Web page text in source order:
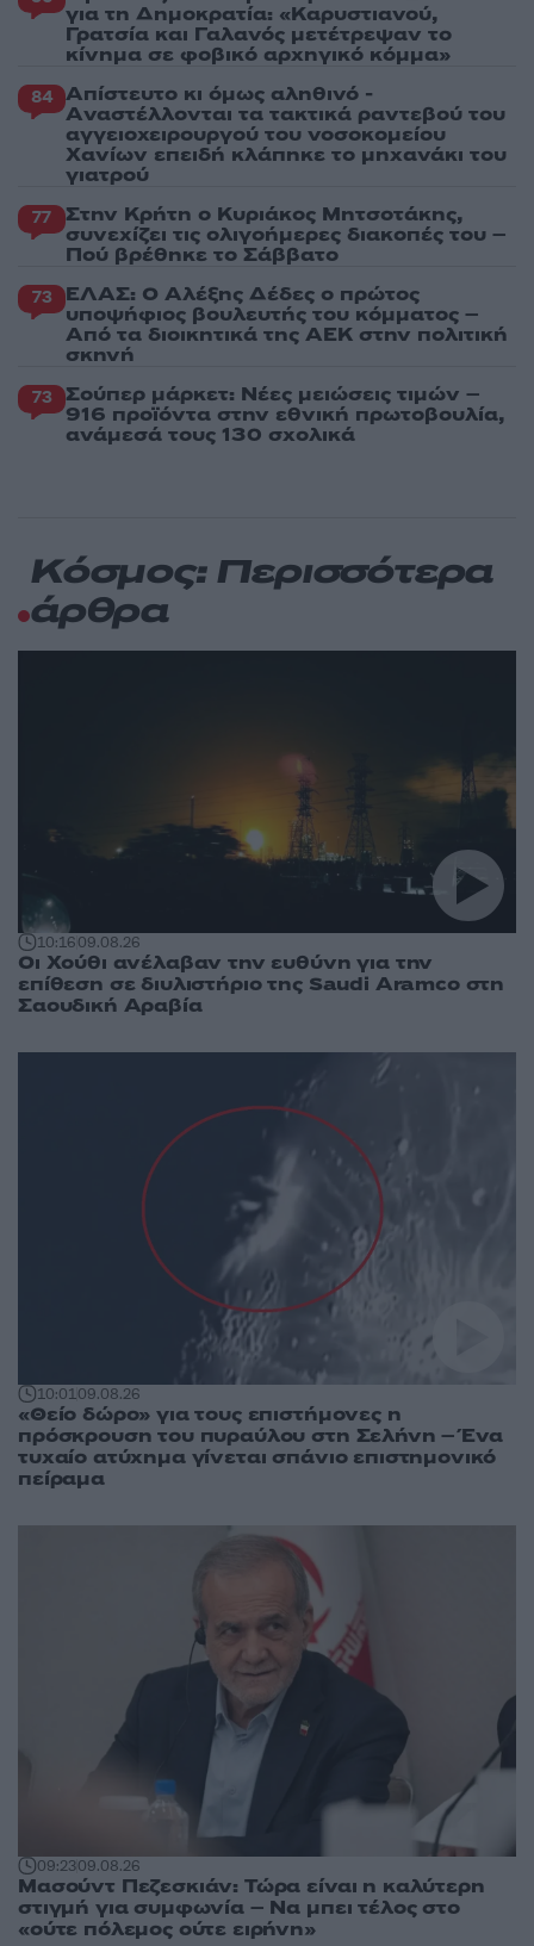
για τη Δημοκρατία: «Καρυστιανού,
Γρατσία και Γαλανός μετέτρεψαν το
κίνημα σε φοβικό αρχηγικό κόμμα»
84 Απίστευτο κι όμως αληθινό -
Aναστέλλονται τα τακτικά ραντεβού του
αγγειοχειρουργού του νοσοκομείου
Χανίων επειδή κλάπηκε το μηχανάκι του
γιατρού
77 Στην Κρήτη ο Κυριάκος Μητσοτάκης,
συνεχίζει τις ολιγοήμερες διακοπές του –
Πού βρέθηκε το Σάββατο
73 ΕΛΑΣ: Ο Αλέξης Δέδες ο πρώτος
υποψήφιος βουλευτής του κόμματος –
Από τα διοικητικά της ΑΕΚ στην πολιτική
σκηνή
73 Σούπερ μάρκετ: Νέες μειώσεις τιμών –
916 προϊόντα στην εθνική πρωτοβουλία,
ανάμεσά τους 130 σχολικά
Κόσμος: Περισσότερα
άρθρα
10:1609.08.26
Οι Χούθι ανέλαβαν την ευθύνη για την
επίθεση σε διυλιστήριο της Saudi Aramco στη
Σαουδική Αραβία
10:0109.08.26
«Θείο δώρο» για τους επιστήμονες η
πρόσκρουση του πυραύλου στη Σελήνη – Ένα
τυχαίο ατύχημα γίνεται σπάνιο επιστημονικό
πείραμα
09:2309.08.26
Μασούντ Πεζεσκιάν: Τώρα είναι η καλύτερη
στιγμή για συμφωνία – Να μπει τέλος στο
«ούτε πόλεμος ούτε ειρήνη»